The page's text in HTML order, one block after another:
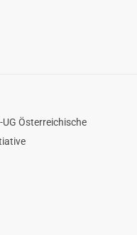
Österreichische